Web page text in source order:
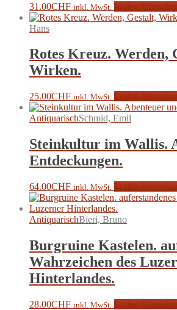
31.00CHF inkl. MwSt.
Hans
Rotes Kreuz. Werden,
Wirken.
25.00CHF inkl. MwSt.
AntiquarischSchmid, Emil
Steinkultur im Wallis.
Entdeckungen.
64.00CHF inkl. MwSt.
AntiquarischBieri, Bruno
Burgruine Kastelen.
Wahrzeichen des
Hinterlandes.
28.00CHF inkl. MwSt.